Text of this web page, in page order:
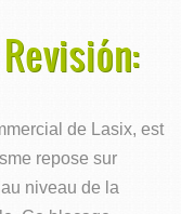
de Lasix, est
repose sur
au niveau de la